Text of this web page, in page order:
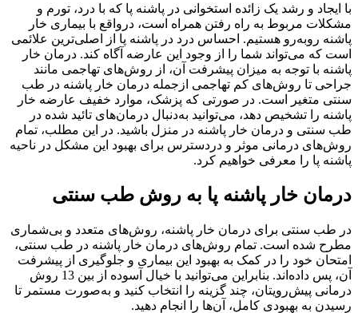
با ایجاد و رشد یک زائده استخوانی در پاشنه پا که با درد، تورم و
مشکلات مربوط به راه رفتن همراه است، درواقع با بیماری خار
پاشنه روبه‌رو هستیم. احساس درد در پاشنه پا از اصلی‌ترین علائمی
است که می‌تواند شما را از وجود این عارضه آگاه کند. درمان خار
پاشنه با توجه به میزان پیشرفت آن، از روش‌های تهاجمی مانند
جراحی تا روش‌های کم تهاجمی ازجمله درمان خار پاشنه در طب
سنتی متغیر است. در صورتی که پزشک، موارد خفیف عارضه خار
پاشنه را تشخیص دهد، می‌توانید به‌دنبال درمان‌های تائید شده در
طب سنتی و درمان خار پاشنه در منزل باشید. در این مطلب، تمام
روش‌های درمانی موثر و دردسترس برای بهبود این مشکل در ناحیه
پاشنه پا را معرفی خواهیم کرد.
درمان خار پاشنه پا به روش طب سنتی
در طب سنتی برای درمان خار پاشنه، روش‌های متعدد و بی‌شماری
مطرح شده است. تمام روش‌های درمان خار پاشنه در طب سنتی،
امتحان خود را در کمک به بهبود این بیماری و جلوگیری از پیشرفت
آن، پس داده‌اند. بنابراین می‌توانید با خیال آسوده از بین 13 روش
درمانی پیش‌رویتان، چند گزینه را انتخاب کنید و به‌صورت مستمر تا
رسیدن به بهبودی کامل، آن‌ها را انجام دهید.